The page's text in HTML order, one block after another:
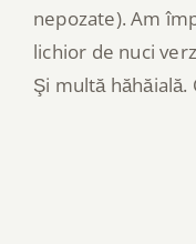
nepozate). Am
lichior de nuci
Şi multă hăhăială.